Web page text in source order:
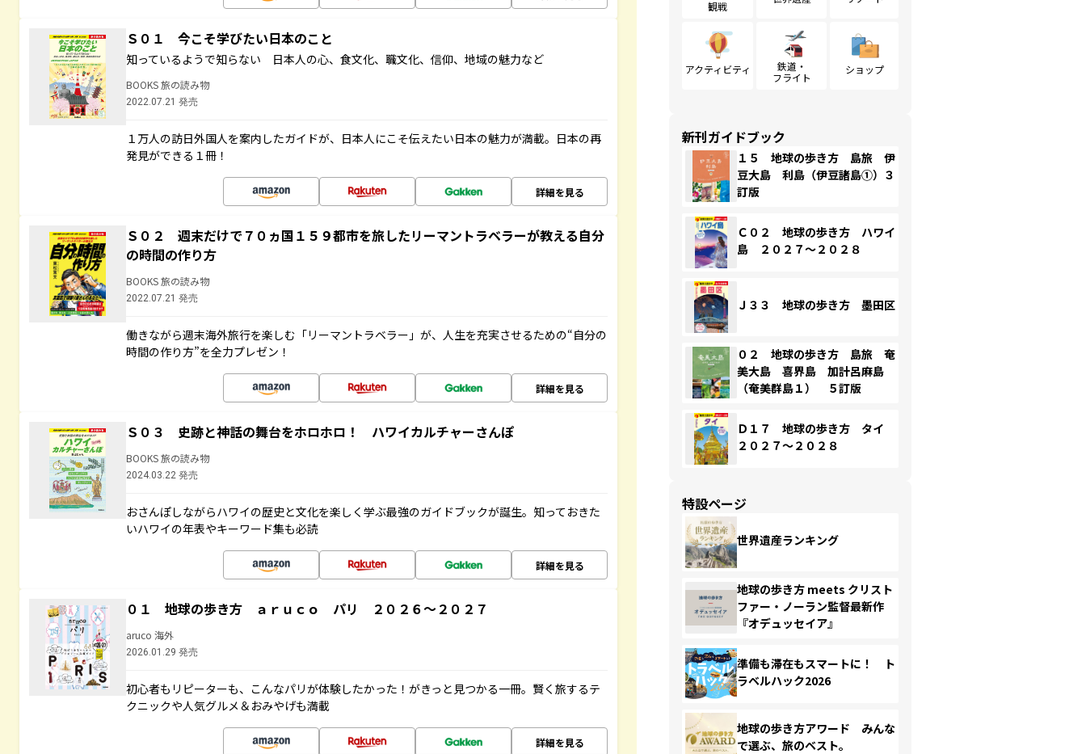
Ｓ０１ 今こそ学びたい日本のこと
知っているようで知らない 日本人の心、食文化、職文化、信仰、地域の魅力など
BOOKS 旅の読み物
2022.07.21 発売
１万人の訪日外国人を案内したガイドが、日本人にこそ伝えたい日本の魅力が満載。日本の再
発見ができる１冊！
詳細を見る
Ｓ０２ 週末だけで７０ヵ国１５９都市を旅したリーマントラベラーが教える自分
の時間の作り方
BOOKS 旅の読み物
2022.07.21 発売
働きながら週末海外旅行を楽しむ「リーマントラベラー」が、人生を充実させるための“自分の
時間の作り方”を全力プレゼン！
詳細を見る
Ｓ０３ 史跡と神話の舞台をホロホロ！ ハワイカルチャーさんぽ
BOOKS 旅の読み物
2024.03.22 発売
おさんぽしながらハワイの歴史と文化を楽しく学ぶ最強のガイドブックが誕生。知っておきた
いハワイの年表やキーワード集も必読
詳細を見る
０１ 地球の歩き方 ａｒｕｃｏ パリ ２０２６～２０２７
aruco 海外
2026.01.29 発売
初心者もリピーターも、こんなパリが体験したかった！がきっと見つかる一冊。賢く旅するテ
クニックや人気グルメ＆おみやげも満載
詳細を見る
観戦
アクティビティ
鉄道・
フライト
ショップ
新刊ガイドブック
１５ 地球の歩き方 島旅 伊
豆大島 利島（伊豆諸島①）３
訂版
Ｃ０２ 地球の歩き方 ハワイ
島 ２０２７～２０２８
Ｊ３３ 地球の歩き方 墨田区
０２ 地球の歩き方 島旅 奄
美大島 喜界島 加計呂麻島
（奄美群島１） ５訂版
Ｄ１７ 地球の歩き方 タイ
２０２７～２０２８
特設ページ
世界遺産ランキング
地球の歩き方 meets クリスト
ファー・ノーラン監督最新作
『オデュッセイア』
準備も滞在もスマートに！ ト
ラベルハック2026
地球の歩き方アワード みんな
で選ぶ、旅のベスト。